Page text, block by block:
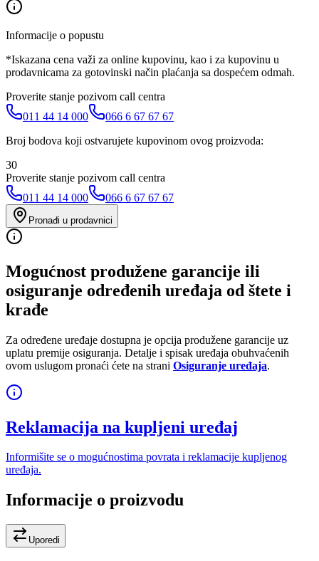
Informacije o popustu
*Iskazana cena važi za online kupovinu, kao i za kupovinu u
prodavnicama za gotovinski način plaćanja sa dospećem odmah.
Proverite stanje pozivom call centra
011 44 14 000
066 6 67 67 67
Broj bodova koji ostvarujete kupovinom ovog proizvoda:
30
Proverite stanje pozivom call centra
011 44 14 000
066 6 67 67 67
Pronađi u prodavnici
Mogućnost produžene garancije ili
osiguranje određenih uređaja od štete i
krađe
Za određene uređaje dostupna je opcija produžene garancije uz
uplatu premije osiguranja. Detalje i spisak uređaja obuhvaćenih
ovom uslugom pronaći ćete na strani Osiguranje uređaja.
Reklamacija na kupljeni uređaj
Informišite se o mogućnostima povrata i reklamacije kupljenog
uređaja.
Informacije o proizvodu
Uporedi